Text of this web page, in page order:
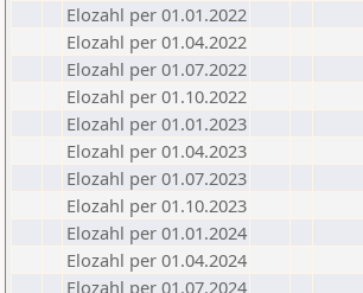
Elozahl per 01.01.2022
Elozahl per 01.04.2022
Elozahl per 01.07.2022
Elozahl per 01.10.2022
Elozahl per 01.01.2023
Elozahl per 01.04.2023
Elozahl per 01.07.2023
Elozahl per 01.10.2023
Elozahl per 01.01.2024
Elozahl per 01.04.2024
Elozahl per 01.07.2024